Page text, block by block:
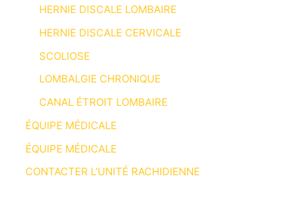
HERNIE DISCALE LOMBAIRE
HERNIE DISCALE CERVICALE
SCOLIOSE
LOMBALGIE CHRONIQUE
CANAL ÉTROIT LOMBAIRE
ÉQUIPE MÉDICALE
ÉQUIPE MÉDICALE
CONTACTER L’UNITÉ RACHIDIENNE